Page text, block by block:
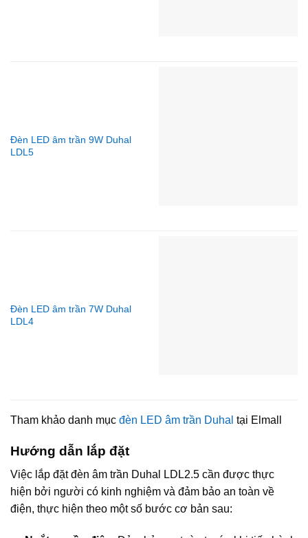
Đèn LED âm trần 9W Duhal
LDL5
Đèn LED âm trần 7W Duhal
LDL4
Tham khảo danh mục đèn LED âm trần Duhal tại Elmall
Hướng dẫn lắp đặt
Việc lắp đặt đèn âm trần Duhal LDL2.5 cần được thực
hiện bởi người có kinh nghiệm và đảm bảo an toàn về
điện, thực hiện theo một số bước cơ bản sau: